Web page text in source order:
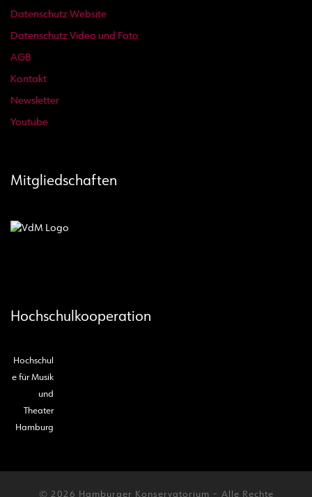
Datenschutz Website
Datenschutz Video und Foto
AGB
Kontakt
Newsletter
Youtube
Mitgliedschaften
Hochschulkooperation
Hochschul
e für Musik
und
Theater
Hamburg
© 2026 Hamburger Konservatorium – Alle Rechte